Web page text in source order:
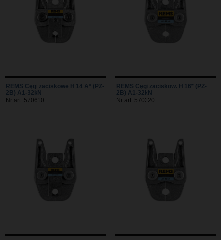
REMS Cęgi zaciskowe H 14 A* (PZ-
2B) A1-32kN
Nr art. 570610
REMS Cęgi zaciskow. H 16* (PZ-
2B) A1-32kN
Nr art. 570320